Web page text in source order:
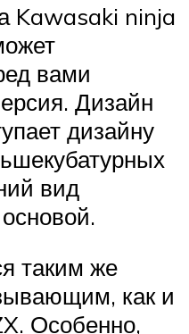
Kawasaki ninja
вами
Дизайн
дизайну
вид
таким же
как и
Особенно,